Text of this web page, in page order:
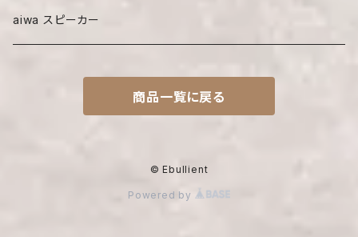
aiwa スピーカー
商品一覧に戻る
© Ebullient
Powered by